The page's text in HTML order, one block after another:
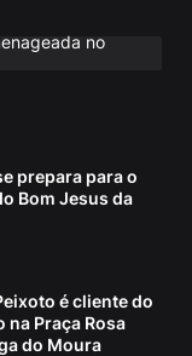
no
prepara para o
Bom Jesus da
é cliente do
na Praça Rosa
do Moura